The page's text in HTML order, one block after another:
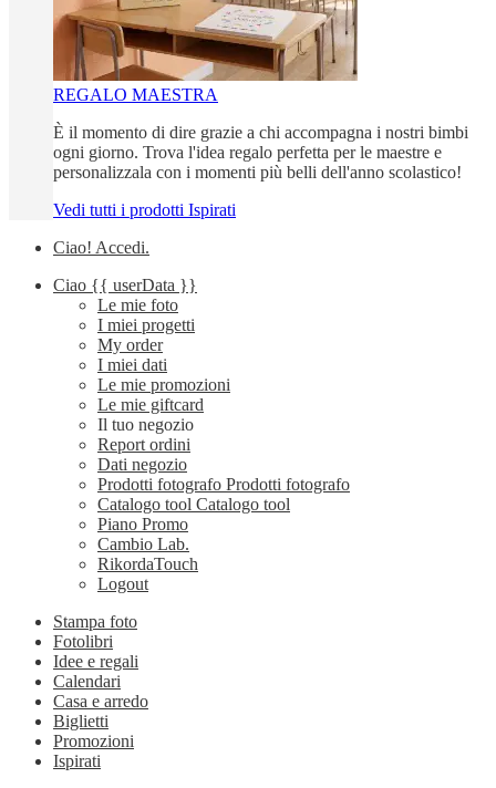
REGALO MAESTRA
È il momento di dire grazie a chi accompagna i nostri bimbi
ogni giorno. Trova l'idea regalo perfetta per le maestre e
personalizzala con i momenti più belli dell'anno scolastico!
Vedi tutti i prodotti Ispirati
Ciao! Accedi.
Ciao {{ userData }}
Le mie foto
I miei progetti
My order
I miei dati
Le mie promozioni
Le mie giftcard
Il tuo negozio
Report ordini
Dati negozio
Prodotti fotografo Prodotti fotografo
Catalogo tool Catalogo tool
Piano Promo
Cambio Lab.
RikordaTouch
Logout
Stampa foto
Fotolibri
Idee e regali
Calendari
Casa e arredo
Biglietti
Promozioni
Ispirati